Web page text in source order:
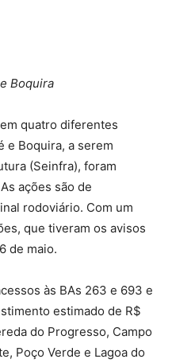
Boquira
quatro diferentes
e Boquira, a serem
(Seinfra), foram
ações são de
rodoviário. Com um
que tiveram os avisos
de maio.
às BAs 263 e 693 e
estimado de R$
do Progresso, Campo
Poço Verde e Lagoa do